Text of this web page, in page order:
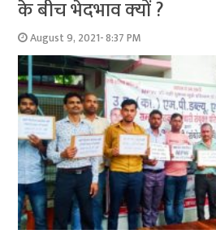
के बीच भेदभाव क्‍यों ?
August 9, 2021- 8:37 PM